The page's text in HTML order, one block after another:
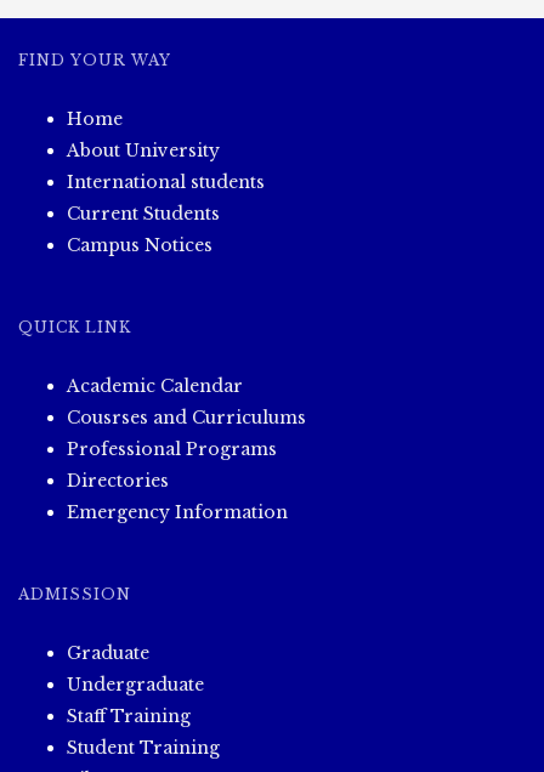
FIND YOUR WAY
Home
About University
International students
Current Students
Campus Notices
QUICK LINK
Academic Calendar
Cousrses and Curriculums
Professional Programs
Directories
Emergency Information
ADMISSION
Graduate
Undergraduate
Staff Training
Student Training